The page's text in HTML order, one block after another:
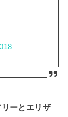
ーとエリザ